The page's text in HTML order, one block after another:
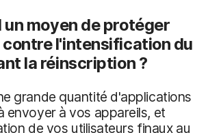
moyen de protéger
contre l'intensification du
la réinscription ?
grande quantité d'applications
envoyer à vos appareils, et
de vos utilisateurs finaux au